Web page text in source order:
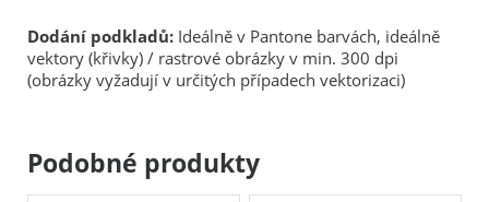
Dodání podkladů: Ideálně v Pantone barvách, ideálně
vektory (křivky) / rastrové obrázky v min. 300 dpi
(obrázky vyžadují v určitých případech vektorizaci)
Podobné produkty